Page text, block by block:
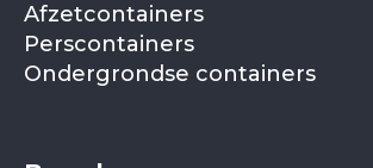
Afzetcontainers
Perscontainers
Ondergrondse containers